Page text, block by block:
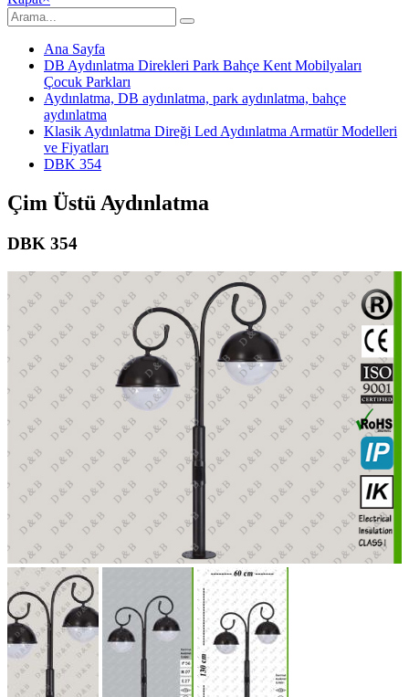
Ana Sayfa
DB Aydınlatma Direkleri Park Bahçe Kent Mobilyaları
Çocuk Parkları
Aydınlatma, DB aydınlatma, park aydınlatma, bahçe
aydınlatma
Klasik Aydınlatma Direği Led Aydınlatma Armatür Modelleri
ve Fiyatları
DBK 354
Çim Üstü Aydınlatma
DBK 354